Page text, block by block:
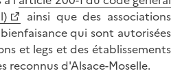
ainsi que des associations
qui sont autorisées
et legs et des établissements
reconnus d'Alsace-Moselle.